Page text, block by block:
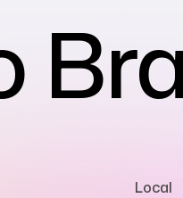
Local